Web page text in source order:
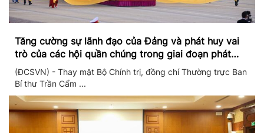
Tăng cường sự lãnh đạo của Đảng và phát huy vai
trò của các hội quần chúng trong giai đoạn phát
triển mới
(ĐCSVN) - Thay mặt Bộ Chính trị, đồng chí Thường trực Ban
Bí thư Trần Cẩm ...